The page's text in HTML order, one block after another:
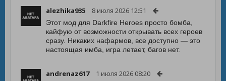
alezhika935 8 июля 2026 12:51
Этот мод для Darkfire Heroes просто бомба,
кайфую от возможности открывать всех героев
сразу. Никаких нафармов, все доступно — это
настоящая имба, игра летает, багов нет.
andrenaz617 1 июля 2026 08:20